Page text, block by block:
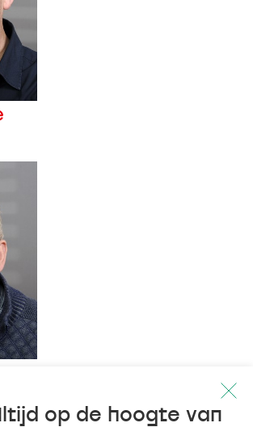
op de hoogte van